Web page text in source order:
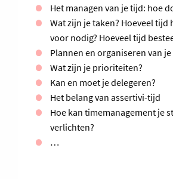
Het managen van je tijd: hoe
Wat zijn je taken? Hoeveel tijd
voor nodig? Hoeveel tijd
Plannen en organiseren van je
Wat zijn je prioriteiten?
Kan en moet je delegeren?
Het belang van assertivi-tijd
Hoe kan timemanagement je
verlichten?
…